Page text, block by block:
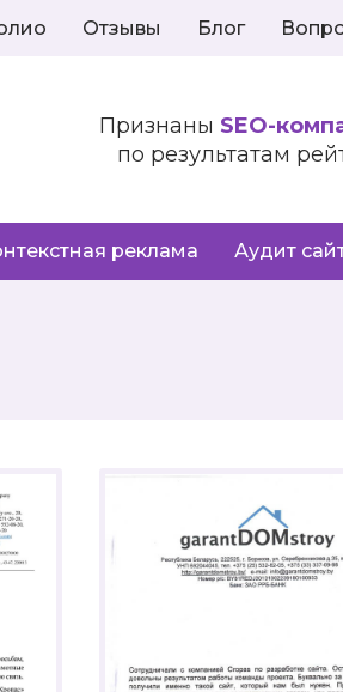
Отзывы Блог
Признаны SEO-
по результатам
реклама Аудит